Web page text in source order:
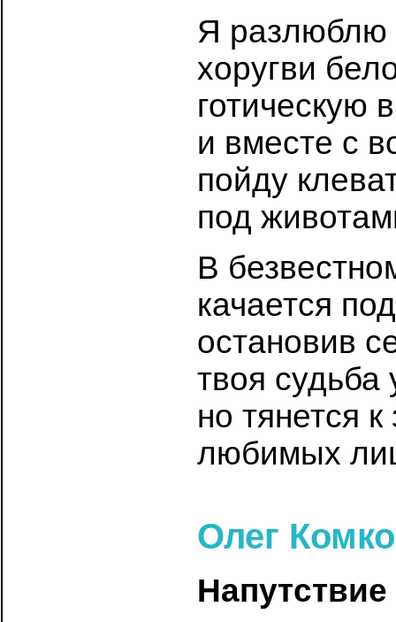
Я разлюблю
хоругви
готическую
и вместе с
пойду
под
В
качается
остановив
твоя
но тянется к
любимых
Олег
Напутствие